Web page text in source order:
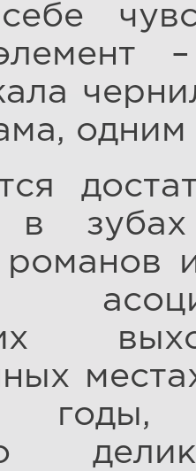
одним
в